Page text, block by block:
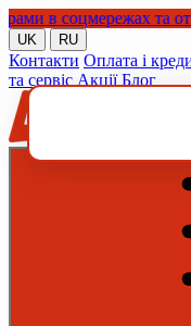
в соцмережах та
UK RU
Контакти Оплата і
та сервіс Акції Блог